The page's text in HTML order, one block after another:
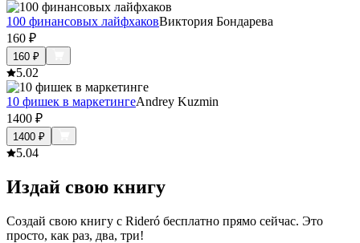
100 финансовых лайфхаковВиктория Бондарева
160 ₽
160 ₽
5.02
10 фишек в маркетингеAndrey Kuzmin
1400 ₽
1400 ₽
5.04
Издай свою книгу
Создай свою книгу с Rideró бесплатно прямо сейчас. Это
просто, как раз, два, три!